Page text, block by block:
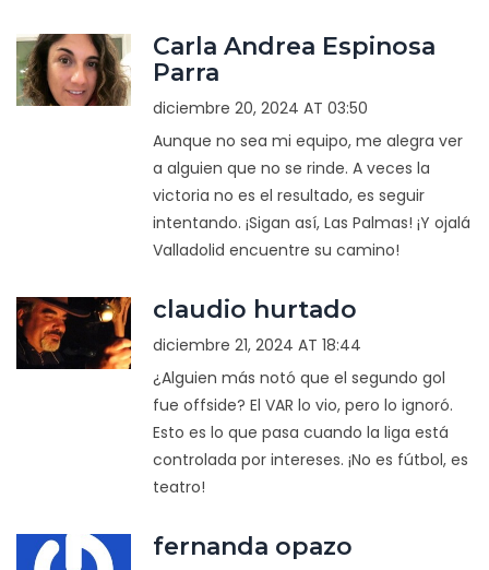
Carla Andrea Espinosa
Parra
diciembre 20, 2024 AT 03:50
Aunque no sea mi equipo, me alegra ver
a alguien que no se rinde. A veces la
victoria no es el resultado, es seguir
intentando. ¡Sigan así, Las Palmas! ¡Y ojalá
Valladolid encuentre su camino!
claudio hurtado
diciembre 21, 2024 AT 18:44
¿Alguien más notó que el segundo gol
fue offside? El VAR lo vio, pero lo ignoró.
Esto es lo que pasa cuando la liga está
controlada por intereses. ¡No es fútbol, es
teatro!
fernanda opazo